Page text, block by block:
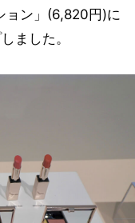
ョン」(6,820円)に
ました。